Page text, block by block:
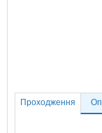
Проходження